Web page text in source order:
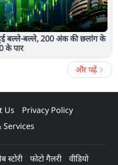
बल्ले-बल्ले, 200 अंक की छलांग के
के पार
और पढ़ें
Us
Privacy Policy
Services
स्टोरी फोटो गैलरी
वीडियो